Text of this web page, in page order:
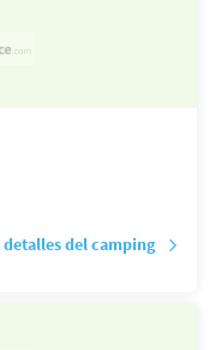
detalles del camping